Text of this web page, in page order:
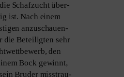
Schafzucht über­
ist. Nach einem
anzu­schau­en­
die Beteiligten sehr
den
Bock gewinnt,
Bruder miss­trau­